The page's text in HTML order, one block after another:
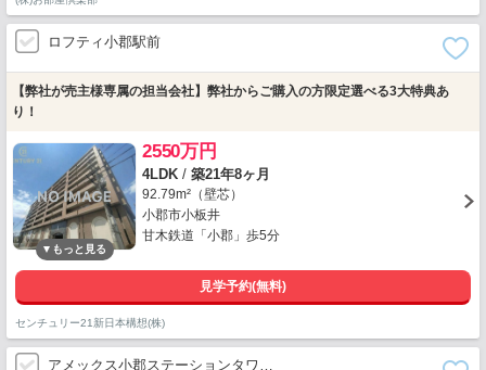
ロフティ小郡駅前
【弊社が売主様専属の担当会社】弊社からご購入の方限定選べる3大特典あ
り！
2550万円
4LDK / 築21年8ヶ月
92.79m²（壁芯）
小郡市小板井
甘木鉄道「小郡」歩5分
見学予約(無料)
センチュリー21新日本構想(株)
アメックス小郡ステーションタワ…